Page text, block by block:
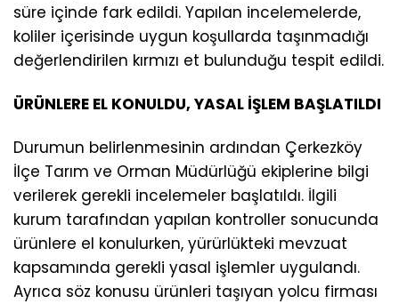
süre içinde fark edildi. Yapılan incelemelerde,
koliler içerisinde uygun koşullarda taşınmadığı
değerlendirilen kırmızı et bulunduğu tespit edildi.
ÜRÜNLERE EL KONULDU, YASAL İŞLEM BAŞLATILDI
Durumun belirlenmesinin ardından Çerkezköy
İlçe Tarım ve Orman Müdürlüğü ekiplerine bilgi
verilerek gerekli incelemeler başlatıldı. İlgili
kurum tarafından yapılan kontroller sonucunda
ürünlere el konulurken, yürürlükteki mevzuat
kapsamında gerekli yasal işlemler uygulandı.
Ayrıca söz konusu ürünleri taşıyan yolcu firması